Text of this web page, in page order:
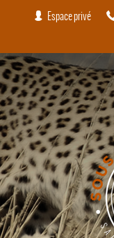
Espace privé